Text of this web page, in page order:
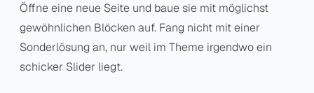
Öffne eine neue Seite und baue sie mit möglichst
gewöhnlichen Blöcken auf. Fang nicht mit einer
Sonderlösung an, nur weil im Theme irgendwo ein
schicker Slider liegt.